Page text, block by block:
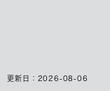
更新日： 2026-08-06